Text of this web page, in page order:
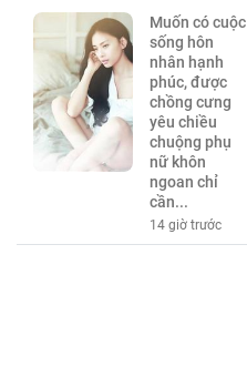
Muốn có cuộc
sống hôn
nhân hạnh
phúc, được
chồng cưng
yêu chiều
chuộng phụ
nữ khôn
ngoan chỉ
cần...
14 giờ trước